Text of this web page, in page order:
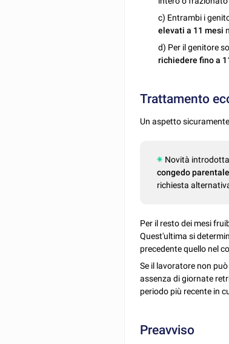
c) Entrambi i
elevati a 11 mesi
d) Per il genitore
richiedere fino a
Trattamento
Un aspetto
Novità
congedo parentale
richiesta
Per il resto dei mesi
Quest'ultima si
precedente quello nel
Se il lavoratore non
assenza di giornate
periodo più recente in
Preavviso